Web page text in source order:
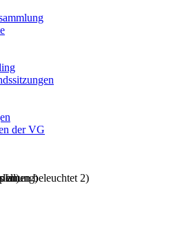
der VG